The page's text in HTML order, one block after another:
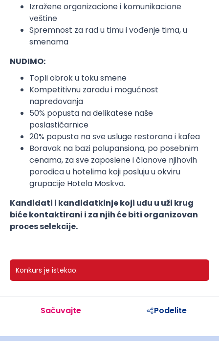
Izražene organizacione i komunikacione
veštine
Spremnost za rad u timu i vođenje tima, u
smenama
NUDIMO:
Topli obrok u toku smene
Kompetitivnu zaradu i mogućnost
napredovanja
50% popusta na delikatese naše
poslastičarnice
20% popusta na sve usluge restorana i kafea
Boravak na bazi polupansiona, po posebnim
cenama, za sve zaposlene i članove njihovih
porodica u hotelima koji posluju u okviru
grupacije Hotela Moskva.
Kandidati i kandidatkinje koji uđu u uži krug
biće kontaktirani i za njih će biti organizovan
proces selekcije.
Konkurs je istekao.
Sačuvajte Podelite